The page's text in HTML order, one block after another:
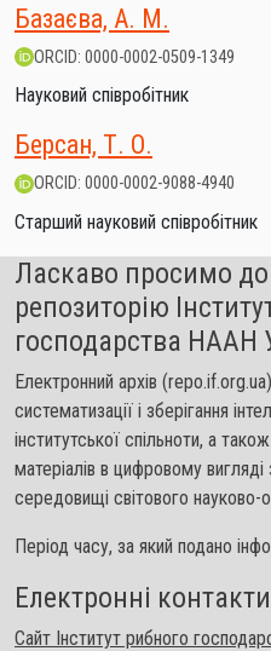
Базаєва, А. М.
ORCID: 0000-0002-0509-1349
Науковий співробітник
Берсан, Т. О.
ORCID: 0000-0002-9088-4940
Старший науковий співробітник
Ласкаво просимо
репозиторію
господарства НААН
Електронний архів
систематизації і зберігання
інститутської спільноти, а
матеріалів в цифровому
середовищі світового науково-
Період часу, за який подано
Електронні контакти
Сайт Інститут рибного